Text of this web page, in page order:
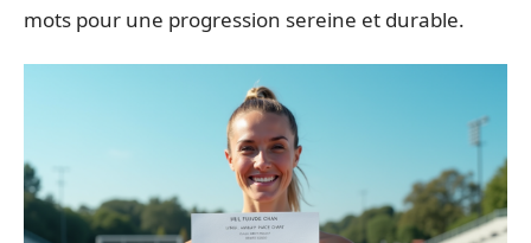
mots pour une progression sereine et durable.